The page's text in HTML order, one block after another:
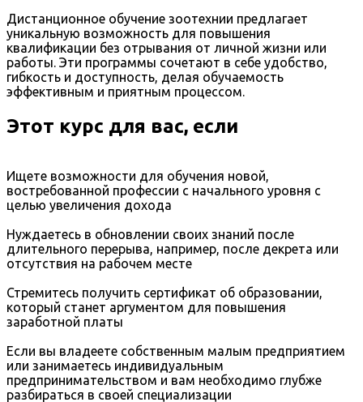
Дистанционное обучение зоотехнии предлагает
уникальную возможность для повышения
квалификации без отрывания от личной жизни или
работы. Эти программы сочетают в себе удобство,
гибкость и доступность, делая обучаемость
эффективным и приятным процессом.
Этот курс для вас, если
Ищете возможности для обучения новой,
востребованной профессии с начального уровня с
целью увеличения дохода
Нуждаетесь в обновлении своих знаний после
длительного перерыва, например, после декрета или
отсутствия на рабочем месте
Стремитесь получить сертификат об образовании,
который станет аргументом для повышения
заработной платы
Если вы владеете собственным малым предприятием
или занимаетесь индивидуальным
предпринимательством и вам необходимо глубже
разбираться в своей специализации